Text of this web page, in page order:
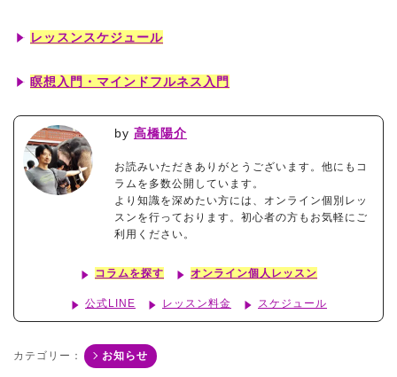
レッスンスケジュール
瞑想入門・マインドフルネス入門
by 高橋陽介
お読みいただきありがとうございます。他にもコ
ラムを多数公開しています。
より知識を深めたい方には、オンライン個別レッ
スンを行っております。初心者の方もお気軽にご
利用ください。
コラムを探す オンライン個人レッスン
公式LINE レッスン料金 スケジュール
カテゴリー： お知らせ